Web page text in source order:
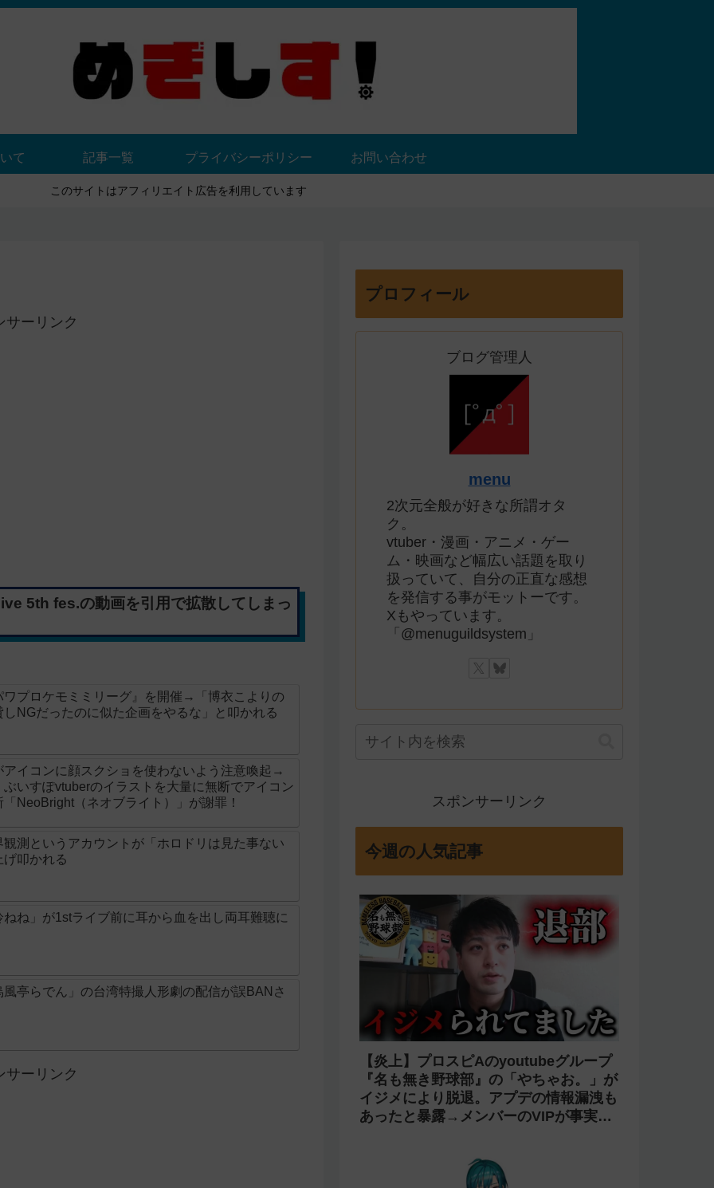
て 記事一覧 プライバシーポリシー お問い合わせ
このサイトはアフィリエイト広告を利用しています
サーリンク
5th fes.の動画を引用で拡散してしまっ
プロケモミミリーグ』を開催→「博衣こよりの
NGだったのに似た企画をやるな」と叩かれる
イコンに顔スクショを使わないよう注意喚起→
いすぽvtuberのイラストを大量に無断でアイコン
NeoBright（ネオブライト）」が謝罪！
測というアカウントが「ホロドリは見た事ない
叩かれる
ね」が1stライブ前に耳から血を出し両耳難聴に
亭らでん」の台湾特撮人形劇の配信が誤BANさ
サーリンク
プロフィール
ブログ管理人
menu
2次元全般が好きな所謂オタ
ク。
vtuber・漫画・アニメ・ゲー
ム・映画など幅広い話題を取り
扱っていて、自分の正直な感想
を発信する事がモットーです。
Xもやっています。
「@menuguildsystem」
スポンサーリンク
今週の人気記事
【炎上】プロスピAのyoutubeグループ
『名も無き野球部』の「やちゃお。」が
イジメにより脱退。アプデの情報漏洩も
あったと暴露→メンバーのVIPが事実無